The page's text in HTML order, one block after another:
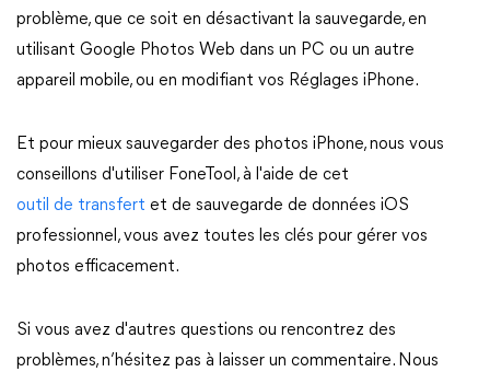
problème, que ce soit en désactivant la sauvegarde, en
utilisant Google Photos Web dans un PC ou un autre
appareil mobile, ou en modifiant vos Réglages iPhone.
Et pour mieux sauvegarder des photos iPhone, nous vous
conseillons d'utiliser FoneTool, à l'aide de cet
outil de transfert et de sauvegarde de données iOS
professionnel, vous avez toutes les clés pour gérer vos
photos efficacement.
Si vous avez d'autres questions ou rencontrez des
problèmes, n’hésitez pas à laisser un commentaire. Nous